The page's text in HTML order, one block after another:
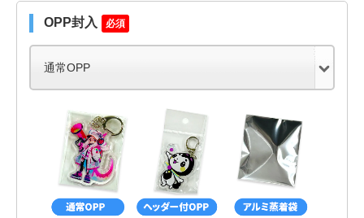
OPP封入 必須